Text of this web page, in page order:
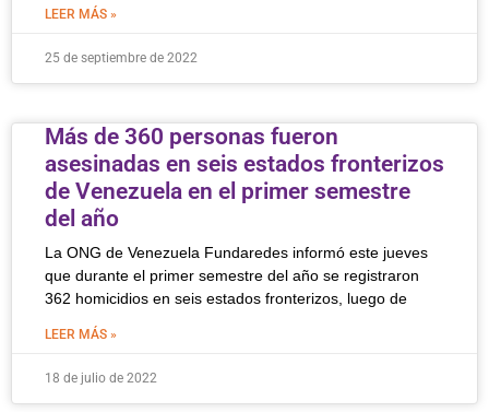
LEER MÁS »
25 de septiembre de 2022
Más de 360 personas fueron
asesinadas en seis estados fronterizos
de Venezuela en el primer semestre
del año
La ONG de Venezuela Fundaredes informó este jueves
que durante el primer semestre del año se registraron
362 homicidios en seis estados fronterizos, luego de
LEER MÁS »
18 de julio de 2022